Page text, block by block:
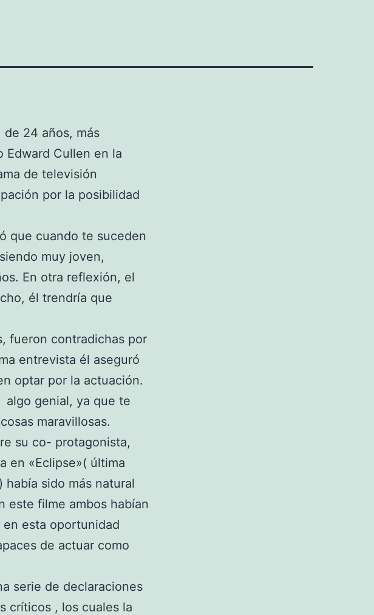
24 años, más
Edward Cullen en la
de televisión
por la posibilidad
que cuando te suceden
muy joven,
En otra reflexión, el
él trendría que
fueron contradichas por
entrevista él aseguró
optar por la actuación.
algo genial, ya que te
maravillosas.
su co- protagonista,
en «Eclipse»( última
sido más natural
este filme ambos habían
esta oportunidad
de actuar como
serie de declaraciones
críticos , los cuales la